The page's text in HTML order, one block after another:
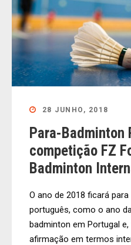
28 JUNHO, 2018
Para-Badminton
competição FZ
Badminton
O ano de 2018 ficará
português, como o ano
badminton em Portugal
afirmação em termos